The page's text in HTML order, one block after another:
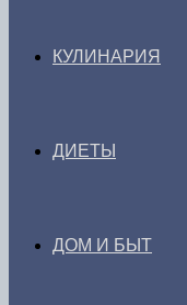
КУЛИНАРИЯ
ДИЕТЫ
ДОМ И БЫТ